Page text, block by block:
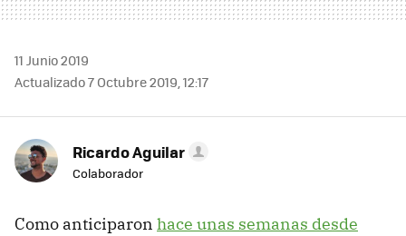
11 Junio 2019
Actualizado 7 Octubre 2019, 12:17
Ricardo Aguilar
Colaborador
Como anticiparon hace unas semanas desde